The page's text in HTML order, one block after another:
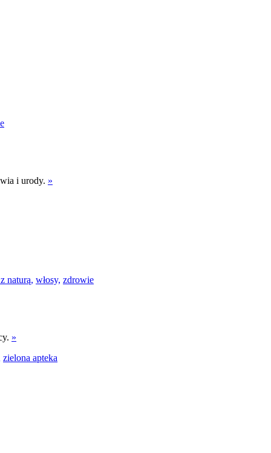
i urody. »
naturą, włosy, zdrowie
»
zielona apteka